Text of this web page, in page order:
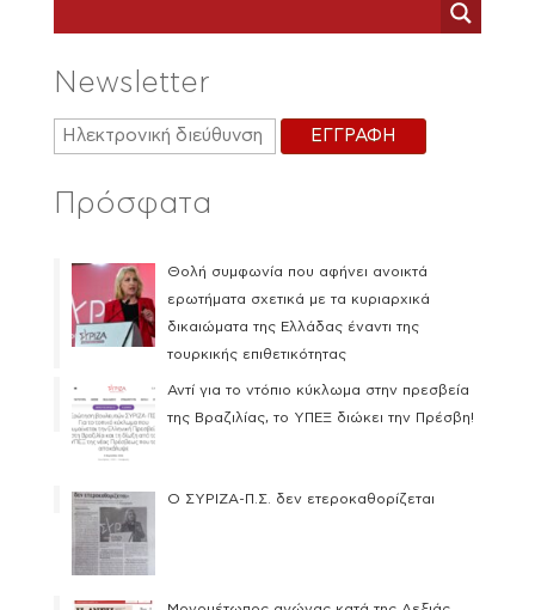
Newsletter
Πρόσφατα
Θολή συμφωνία που αφήνει ανοικτά
ερωτήματα σχετικά με τα κυριαρχικά
δικαιώματα της Ελλάδας έναντι της
τουρκικής επιθετικότητας
Αντί για το ντόπιο κύκλωμα στην πρεσβεία
της Βραζιλίας, το ΥΠΕΞ διώκει την Πρέσβη!
Ο ΣΥΡΙΖΑ-Π.Σ. δεν ετεροκαθορίζεται